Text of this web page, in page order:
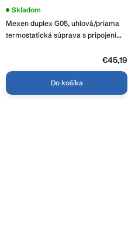
Mexen duplex G05, uhlová/priama
termostatická súprava s pripojením
Skladom
€45,19
Do košíka